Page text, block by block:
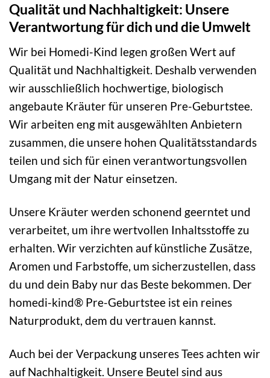
Qualität und Nachhaltigkeit: Unsere
Verantwortung für dich und die Umwelt
Wir bei Homedi-Kind legen großen Wert auf
Qualität und Nachhaltigkeit. Deshalb verwenden
wir ausschließlich hochwertige, biologisch
angebaute Kräuter für unseren Pre-Geburtstee.
Wir arbeiten eng mit ausgewählten Anbietern
zusammen, die unsere hohen Qualitätsstandards
teilen und sich für einen verantwortungsvollen
Umgang mit der Natur einsetzen.
Unsere Kräuter werden schonend geerntet und
verarbeitet, um ihre wertvollen Inhaltsstoffe zu
erhalten. Wir verzichten auf künstliche Zusätze,
Aromen und Farbstoffe, um sicherzustellen, dass
du und dein Baby nur das Beste bekommen. Der
homedi-kind® Pre-Geburtstee ist ein reines
Naturprodukt, dem du vertrauen kannst.
Auch bei der Verpackung unseres Tees achten wir
auf Nachhaltigkeit. Unsere Beutel sind aus